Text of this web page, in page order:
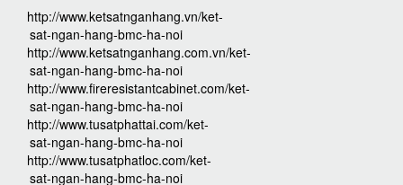
http://www.ketsatnganhang.vn/ket-
sat-ngan-hang-bmc-ha-noi
http://www.ketsatnganhang.com.vn/ket-
sat-ngan-hang-bmc-ha-noi
http://www.fireresistantcabinet.com/ket-
sat-ngan-hang-bmc-ha-noi
http://www.tusatphattai.com/ket-
sat-ngan-hang-bmc-ha-noi
http://www.tusatphatloc.com/ket-
sat-ngan-hang-bmc-ha-noi